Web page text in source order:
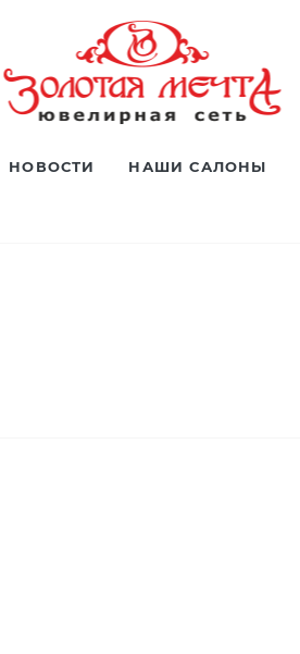
НОВОСТИ НАШИ САЛОНЫ